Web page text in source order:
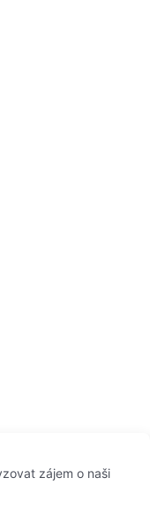
zájem o naši